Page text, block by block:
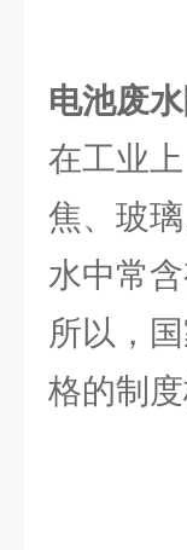
电池废
在工业
焦、玻
水中常
所以，
格的制